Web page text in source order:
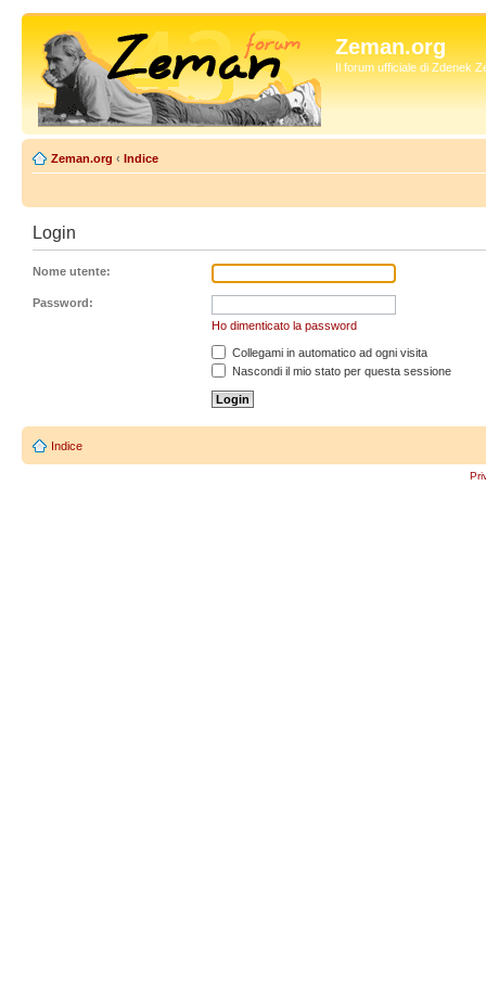
Zeman.org
Il forum ufficiale di Zdenek
Zeman.org ‹ Indice
Login
Nome utente:
Password:
Ho dimenticato la password
Collegami in automatico ad ogni visita
Nascondi il mio stato per questa sessione
Indice